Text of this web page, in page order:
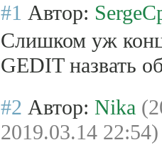
#1 Автор:
Слишком уж
GEDIT назвать
#2 Автор: Nika
2019.03.14 22:54)